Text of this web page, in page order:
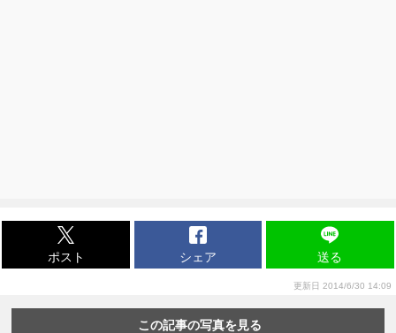
ポスト シェア 送る
更新日 2014/6/30 14:09
この記事の写真を見る